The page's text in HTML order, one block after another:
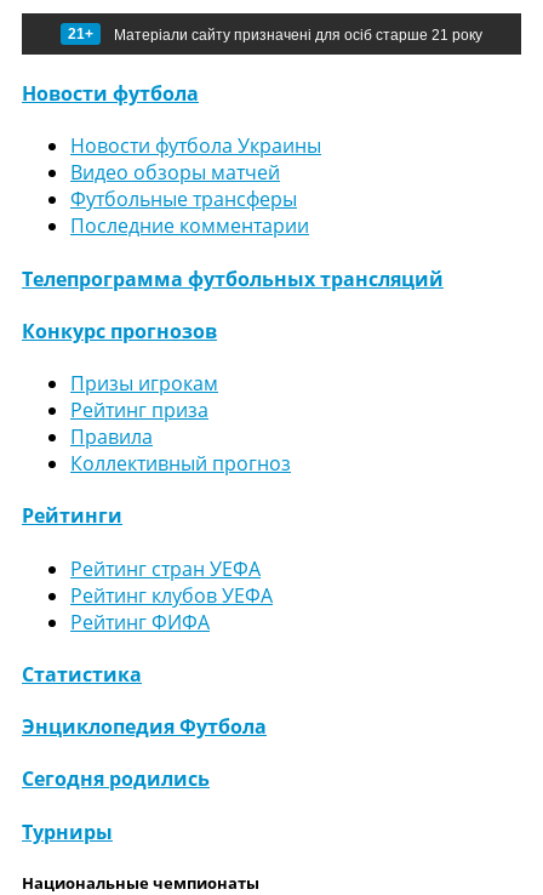
21+ Матеріали сайту призначені для осіб старше 21 року
Новости футбола
Новости футбола Украины
Видео обзоры матчей
Футбольные трансферы
Последние комментарии
Телепрограмма футбольных трансляций
Конкурс прогнозов
Призы игрокам
Рейтинг приза
Правила
Коллективный прогноз
Рейтинги
Рейтинг стран УЕФА
Рейтинг клубов УЕФА
Рейтинг ФИФА
Статистика
Энциклопедия Футбола
Сегодня родились
Турниры
Национальные чемпионаты